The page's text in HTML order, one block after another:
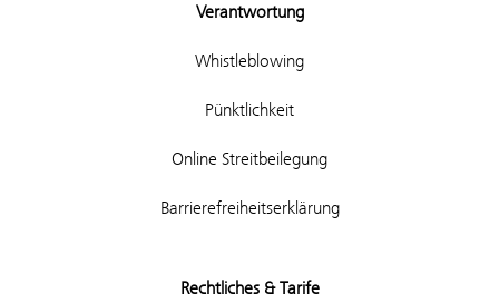
Verantwortung
Whistleblowing
Pünktlichkeit
Online Streitbeilegung
Barrierefreiheitserklärung
Rechtliches & Tarife